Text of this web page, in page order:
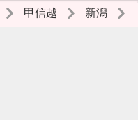
甲信越 新潟